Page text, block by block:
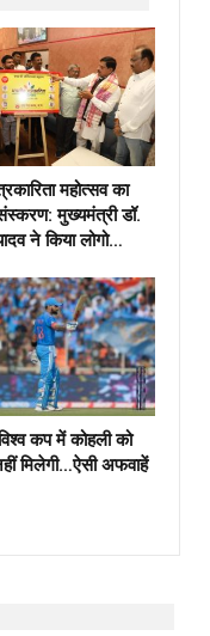
महोत्सव का
मुख्यमंत्री डॉ.
ने किया लोगो…
कप में कोहली को
मिलेगी…ऐसी अफवाहें